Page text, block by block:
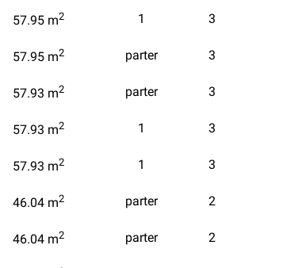
57.95 m2 1 3
57.95 m2 parter 3
57.93 m2 parter 3
57.93 m2 1 3
57.93 m2 1 3
46.04 m2 parter 2
46.04 m2 parter 2